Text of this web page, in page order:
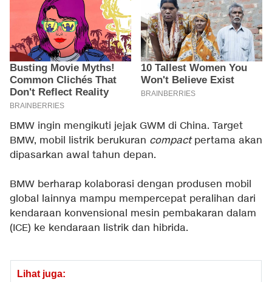
BMW ingin mengikuti jejak GWM di China. Target
BMW, mobil listrik berukuran compactpertama akan
dipasarkan awal tahun depan.
BMW berharap kolaborasi dengan produsen mobil
global lainnya mampu mempercepat peralihan dari
kendaraan konvensional mesin pembakaran dalam
(ICE) ke kendaraan listrik dan hibrida.
Lihat juga: